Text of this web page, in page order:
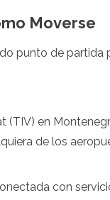
Moverse
punto de partida
(TIV) en
de los
con